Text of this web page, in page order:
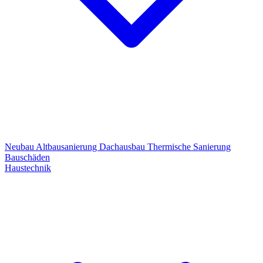
Neubau Altbausanierung Dachausbau Thermische Sanierung
Bauschäden
Haustechnik